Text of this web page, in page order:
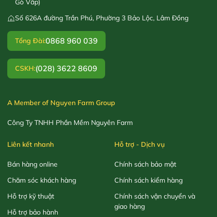
Gò Vấp)
Số 626A đường Trần Phú, Phường 3 Bảo Lộc, Lâm Đồng
Tổng Đài:0868 960 039
CSKH:(028) 3622 8609
A Member of Nguyen Farm Group
Công Ty TNHH Phần Mềm Nguyên Farm
Liên kết nhanh
Bán hàng online
Chăm sóc khách hàng
Hỗ trợ kỹ thuật
Hỗ trợ bảo hành
Hỗ trợ - Dịch vụ
Chính sách bảo mật
Chính sách kiểm hàng
Chính sách vận chuyển và
giao hàng